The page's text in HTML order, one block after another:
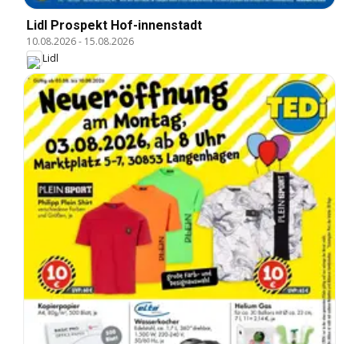
Lidl Prospekt Hof-innenstadt
10.08.2026- 15.08.2026
Lidl